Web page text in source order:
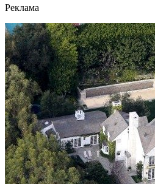
Реклама